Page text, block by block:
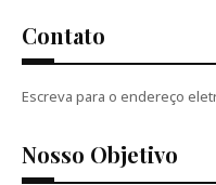
Contato
Escreva para o endereço
Nosso Objetivo